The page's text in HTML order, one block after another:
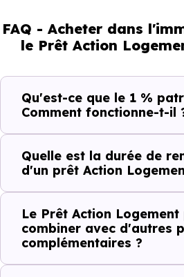
FAQ - Acheter dans
le Prêt Action
Qu'est-ce que le 1 %
Comment fonctionne-t-il
Quelle est la durée de
d'un prêt Action
Le Prêt Action
combiner avec d'autres
complémentaires ?